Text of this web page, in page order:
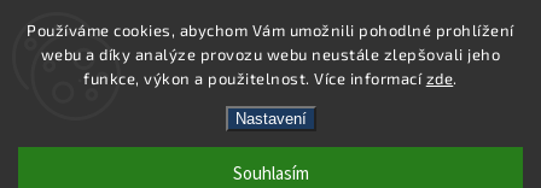
Používáme cookies, abychom Vám umožnili pohodlné prohlížení
webu a díky analýze provozu webu neustále zlepšovali jeho
funkce, výkon a použitelnost. Více informacízde.
Nastavení
Souhlasím
Hledat
DE480 - NÁUŠNICE OCEL